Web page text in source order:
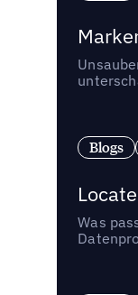
Blogs
Was